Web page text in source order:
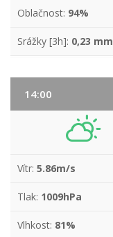
Oblačnost: 94%
Srážky [3h]: 0,23 mm
14:00
Vítr: 5.86m/s
Tlak: 1009hPa
Vlhkost: 81%